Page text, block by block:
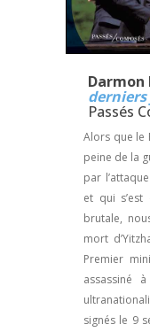
Darmon
derniers
Passés
Alors que le
peine de la
par
et qui s’est
brutale,
mort
Premier
assassiné
signés le 9